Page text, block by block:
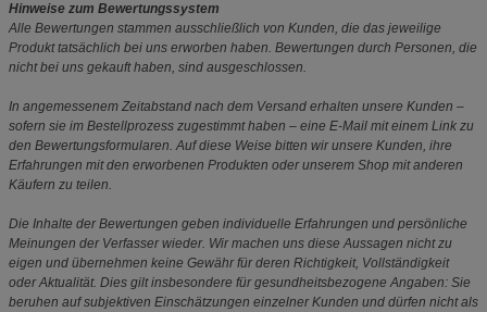
Hinweise zum Bewertungssystem
Alle Bewertungen stammen ausschließlich von Kunden, die das jeweilige
Produkt tatsächlich bei uns erworben haben. Bewertungen durch Personen, die
nicht bei uns gekauft haben, sind ausgeschlossen.
In angemessenem Zeitabstand nach dem Versand erhalten unsere Kunden –
sofern sie im Bestellprozess zugestimmt haben – eine E-Mail mit einem Link zu
den Bewertungsformularen. Auf diese Weise bitten wir unsere Kunden, ihre
Erfahrungen mit den erworbenen Produkten oder unserem Shop mit anderen
Käufern zu teilen.
Die Inhalte der Bewertungen geben individuelle Erfahrungen und persönliche
Meinungen der Verfasser wieder. Wir machen uns diese Aussagen nicht zu
eigen und übernehmen keine Gewähr für deren Richtigkeit, Vollständigkeit
oder Aktualität. Dies gilt insbesondere für gesundheitsbezogene Angaben: Sie
beruhen auf subjektiven Einschätzungen einzelner Kunden und dürfen nicht als